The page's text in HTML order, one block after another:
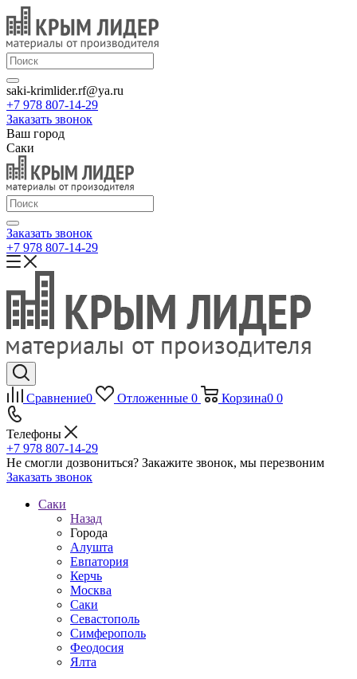
saki-krimlider.rf@ya.ru
+7 978 807-14-29
Заказать звонок
Ваш город
Саки
Заказать звонок
+7 978 807-14-29
Сравнение0 Отложенные 0 Корзина0 0
Телефоны
+7 978 807-14-29
Не смогли дозвониться? Закажите звонок, мы перезвоним
Заказать звонок
Саки
Назад
Города
Алушта
Евпатория
Керчь
Москва
Саки
Севастополь
Симферополь
Феодосия
Ялта